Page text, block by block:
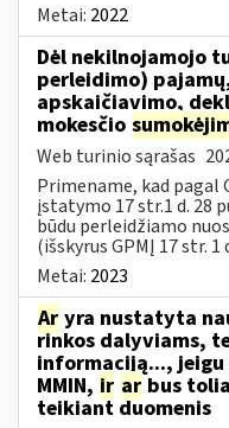
Metai: 2022
Dėl nekilnojamojo
perleidimo)
apskaičiavimo,
mokesčio
Web turinio sąrašas
Primename, kad pagal
įstatymo 17 str.1 d. 28
būdu perleidžiamo
(išskyrus GPMĮ 17 str. 1
Metai: 2023
Ar yra nustatyta
rinkos dalyviams,
informaciją...,
MMIN, ir ar bus
teikiant duomenis